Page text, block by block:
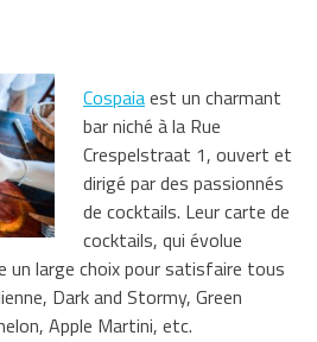
Cospaiaest un charmant
bar niché à la Rue
Crespelstraat 1, ouvert et
dirigé par des passionnés
de cocktails. Leur carte de
cocktails, qui évolue
un large choix pour satisfaire tous
Dark and Stormy, Green
Apple Martini, etc.